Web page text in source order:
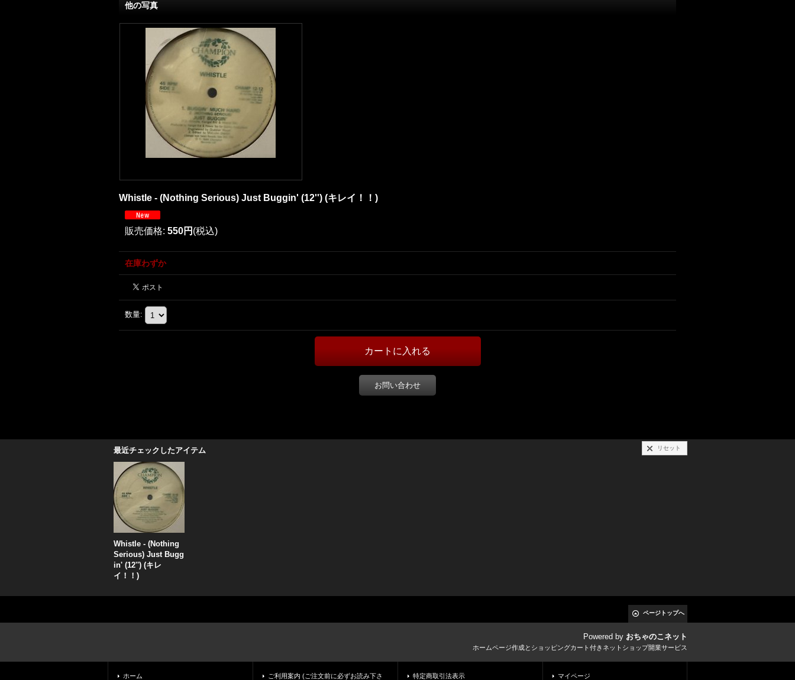
他の写真
Whistle - (Nothing Serious) Just Buggin' (12'') (キレイ！！)
販売価格: 550円 (税込)
在庫わずか
数量:
お問い合わせ
最近チェックしたアイテム リセット
Whistle - (Nothing
Serious) Just Bugg
in' (12'') (キレ
イ！！)
ページトップへ
Powered by おちゃのこネット
ホームページ作成とショッピングカート付きネットショップ開業サービス
ホーム ご利用案内 (ご注文前に必ずお読み下さ 特定商取引法表示 マイページ